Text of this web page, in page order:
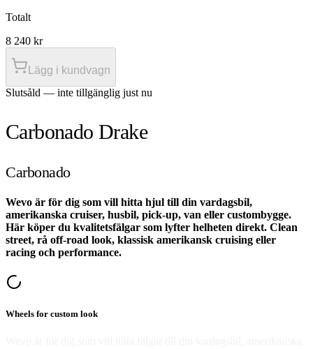
Totalt
8 240 kr
Lägg i kundvagn
Slutsåld — inte tillgänglig just nu
Carbonado Drake
Carbonado
Wevo är för dig som vill hitta hjul till din vardagsbil,
amerikanska cruiser, husbil, pick-up, van eller custombygge.
Här köper du kvalitetsfälgar som lyfter helheten direkt. Clean
street, rå off-road look, klassisk amerikansk cruising eller
racing och performance.
Wheels for custom look